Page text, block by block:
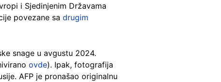
i Sjedinjenim Državama
povezane sa drugim
snage u avgustu 2024.
ovde). Ipak, fotografija
AFP je pronašao originalnu